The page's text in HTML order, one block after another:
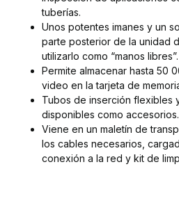
tuberías.
Unos potentes imanes y un
parte posterior de la unidad
utilizarlo como “manos libres”.
Permite almacenar hasta 50
video en la tarjeta de
Tubos de inserción flexibles
disponibles como accesorios.
Viene en un maletín de
los cables necesarios,
conexión a la red y kit de